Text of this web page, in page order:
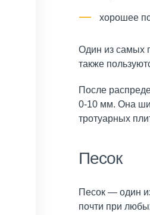
хорошее
Один из самых
также
После
0-10 мм. Она
тротуарных
Песок
Песок — один
почти при